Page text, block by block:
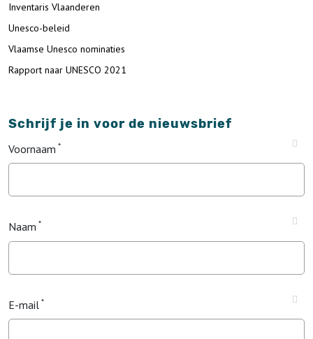
Inventaris Vlaanderen
Unesco-beleid
Vlaamse Unesco nominaties
Rapport naar UNESCO 2021
Schrijf je in voor de nieuwsbrief
Voornaam
Naam
E-mail